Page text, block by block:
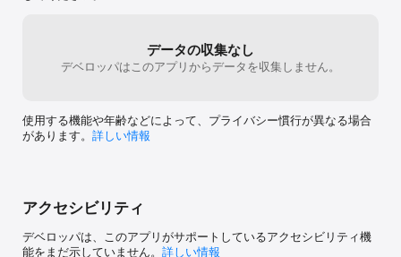
■株アラート・約定アラート
株価が設定した価格にヒットした際や、気になる銘柄のニュースが
■会社四季報・株主優待
■お気に入り
ルタイムに株価、板情報を閲覧できます。お気に入りはWEBと同期
データの収集なし
デベロッパはこのアプリからデータを収集しません。
使用する機能や年齢などによって、プライバシー慣行が異なる場合
があります。 詳しい情報
アクセシビリティ
デベロッパは、このアプリがサポートしているアクセシビリティ機
能をまだ示していません。 詳しい情報